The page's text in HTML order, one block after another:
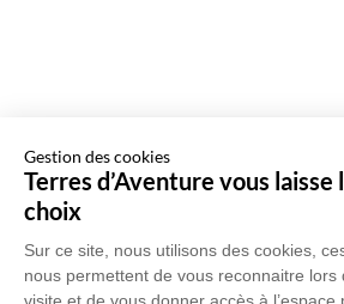
Gestion des cookies
Terres d’Aventure vous laisse
choix
Sur ce site, nous utilisons des cookies,
nous permettent de vous reconnaitre lors
visite et de vous donner accès à l’espace